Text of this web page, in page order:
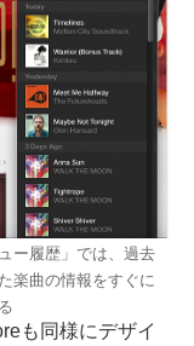
ー履歴」では、過去
楽曲の情報をすぐに
も同様にデザイ